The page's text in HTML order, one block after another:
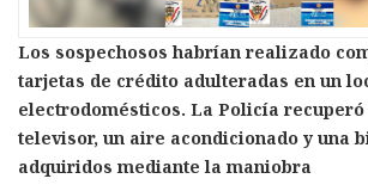
Los sospechosos habrían realizado
tarjetas de crédito adulteradas en un
electrodomésticos. La Policía recuperó
televisor, un aire acondicionado y una
adquiridos mediante la maniobra